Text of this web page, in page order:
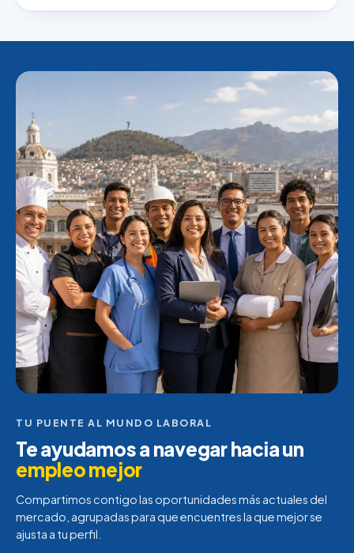
TU PUENTE AL MUNDO LABORAL
Te ayudamos a navegar hacia un
empleo mejor
Compartimos contigo las oportunidades más actuales del
mercado, agrupadas para que encuentres la que mejor se
ajusta a tu perfil.